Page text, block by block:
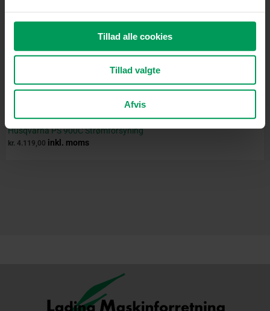
Tillad alle cookies
Tillad valgte
Afvis
Tilbehør til havetraktor
Husqvarna PS 900C Strømforsyning
kr. 4.119,00 inkl. moms